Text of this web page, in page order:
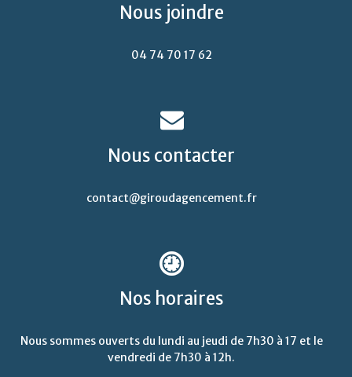
Nous joindre
04 74 70 17 62
Nous contacter
contact@giroudagencement.fr
Nos horaires
Nous sommes ouverts du lundi au jeudi de 7h30 à 17 et le
vendredi de 7h30 à 12h.